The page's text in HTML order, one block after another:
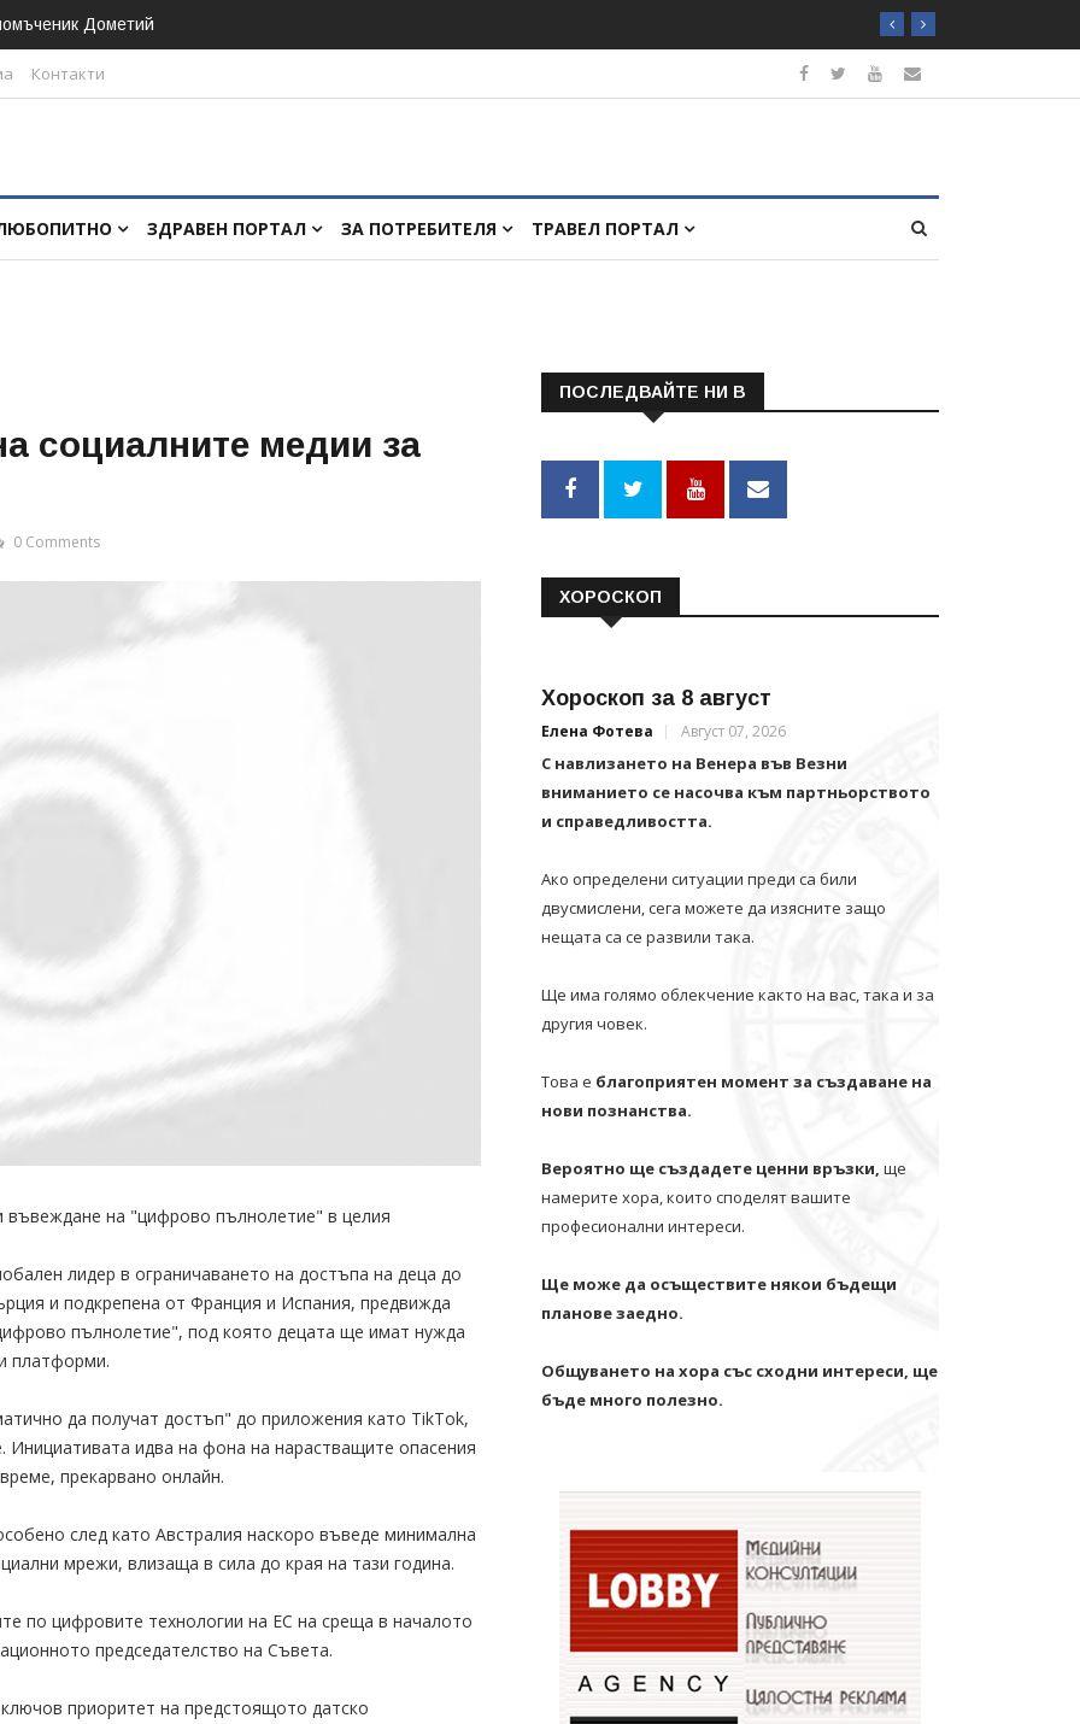
Дометий
Контакти
ЗДРАВЕН ПОРТАЛ ЗА ПОТРЕБИТЕЛЯ ТРАВЕЛ ПОРТАЛ
социалните медии за
0 Comments
на "цифрово пълнолетие" в целия
лидер в ограничаването на достъпа на деца до
и подкрепена от Франция и Испания, предвижда
пълнолетие", под която децата ще имат нужда
платформи.
да получат достъп" до приложения като TikTok,
Инициативата идва на фона на нарастващите опасения
прекарвано онлайн.
след като Австралия наскоро въведе минимална
мрежи, влизаща в сила до края на тази година.
по цифровите технологии на ЕС на среща в началото
председателство на Съвета.
приоритет на предстоящото датско
ПОСЛЕДВАЙТЕ НИ В
ХОРОСКОП
Хороскоп за 8 август
Елена Фотева Август 07, 2026
С навлизането на Венера във Везни
вниманието се насочва към партньорството
и справедливостта.
Ако определени ситуации преди са били
двусмислени, сега можете да изясните защо
нещата са се развили така.
Ще има голямо облекчение както на вас, така и за
другия човек.
Това е благоприятен момент за създаване на
нови познанства.
Вероятно ще създадете ценни връзки, ще
намерите хора, които споделят вашите
професионални интереси.
Ще може да осъществите някои бъдещи
планове заедно.
Общуването на хора със сходни интереси, ще
бъде много полезно.